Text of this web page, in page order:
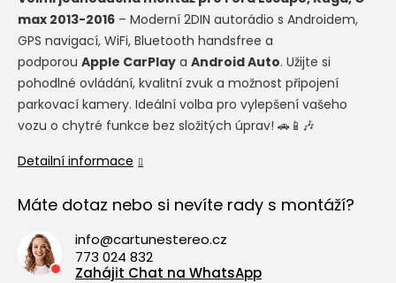
max 2013-2016 – Moderní 2DIN autorádio s Androidem,
GPS navigací, WiFi, Bluetooth handsfree a
podporou Apple CarPlay a Android Auto. Užijte si
pohodlné ovládání, kvalitní zvuk a možnost připojení
parkovací kamery. Ideální volba pro vylepšení vašeho
vozu o chytré funkce bez složitých úprav! 🚗📱🎶
Detailní informace
Máte dotaz nebo si nevíte rady s montáží?
info@cartunestereo.cz
773 024 832
Zahájit Chat na WhatsApp